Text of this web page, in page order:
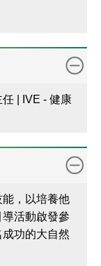
| IVE - 健康
，以培養他
活動啟發參
功的大自然